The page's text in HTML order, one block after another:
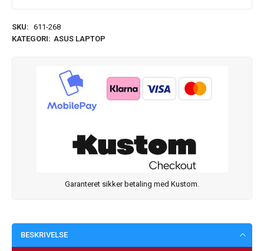
SKU: 611-268
KATEGORI: ASUS LAPTOP
Garanteret sikker betaling med Kustom.
BESKRIVELSE